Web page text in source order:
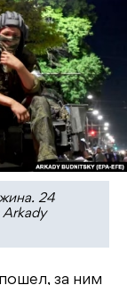
24
за ним